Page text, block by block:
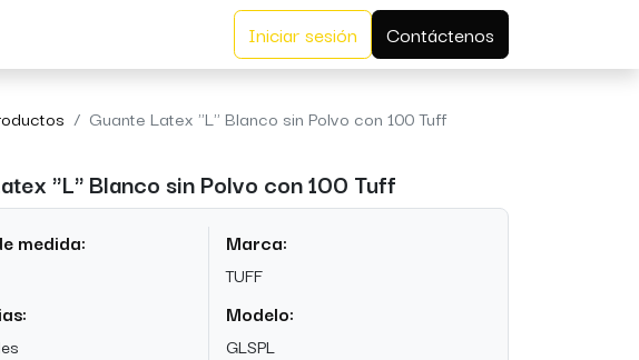
Iniciar sesión Contáctenos
Guante Latex "L" Blanco sin Polvo con 100 Tuff
"L" Blanco sin Polvo con 100 Tuff
medida: Marca:
TUFF
Modelo:
GLSPL